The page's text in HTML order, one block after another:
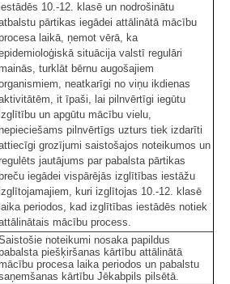
10.-12. klasē un nodrošinātu
pārtikas iegādei attālinātā mācību
laikā, ņemot vērā, ka
situācija valstī regulāri
mainās, turklāt bērnu augošajiem
neatkarīgi no viņu ikdienas
it īpaši, lai pilnvērtīgi iegūtu
un apgūtu mācību vielu,
nepieciešams pilnvērtīgs uzturs tiek izdarīti
grozījumi saistošajos noteikumos un
jautājums par pabalsta pārtikas
iegādei vispārējās izglītības iestāžu
kuri izglītojas 10.-12. klasē
laika periodos, kad izglītības iestādēs notiek
mācību process.
noteikumi nosaka papildus
piešķiršanas kārtību attālinātā
mācību procesa laika periodos un pabalstu
kārtību Jēkabpils pilsētā.